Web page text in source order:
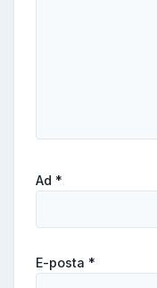
Ad *
E-posta *